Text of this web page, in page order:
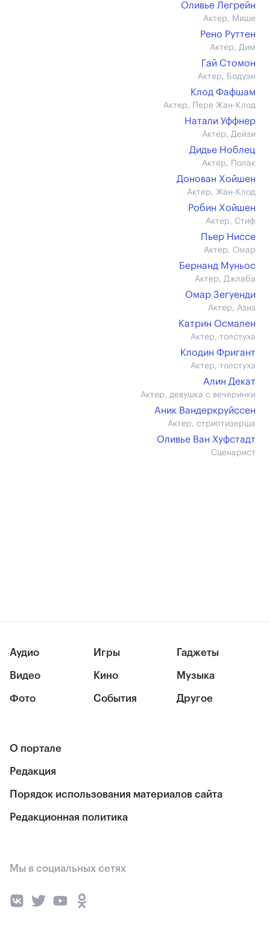
Оливье Легрейн
Актер, Мише
Рено Руттен
Актер, Дим
Гай Стомон
Актер, Бодуэн
Клод Фафшам
Актер, Пере Жан-Клод
Натали Уффнер
Актер, Дейзи
Дидье Ноблец
Актер, Полак
Донован Хойшен
Актер, Жан-Клод
Робин Хойшен
Актер, Стиф
Пьер Ниссе
Актер, Омар
Бернанд Муньос
Актер, Джлаба
Омар Зегуенди
Актер, Азиз
Катрин Осмален
Актер, толстуха
Клодин Фригант
Актер, толстуха
Алин Декат
Актер, девушка с вечеринки
Аник Вандеркруйссен
Актер, стриптизерша
Оливье Ван Хуфстадт
Сценарист
Аудио
Видео
Фото
Игры
Кино
События
Гаджеты
Музыка
Другое
О портале
Редакция
Порядок использования материалов сайта
Редакционная политика
Мы в социальных сетях